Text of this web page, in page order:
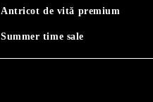
Antricot de vită premium
Summer time sale